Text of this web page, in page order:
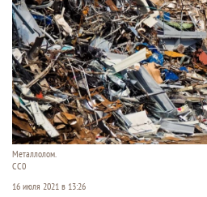
Металлолом.
CC0
16 июля 2021 в 13:26